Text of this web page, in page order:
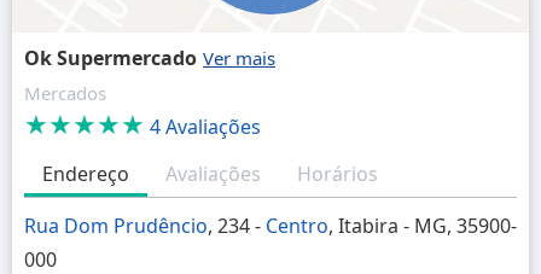
Ok Supermercado
Mercados
★★★★★ 4 Avaliações
Endereço
Avaliações
Horários
Rua Dom Prudêncio, 234 - Centro, Itabira - MG, 35900-
000